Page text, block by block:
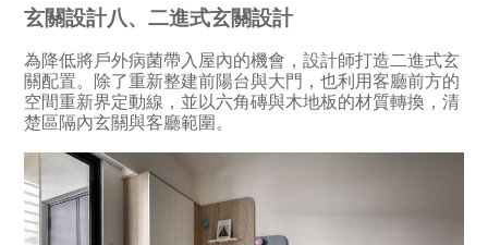
玄關設計八、二進式玄關設計
為降低將戶外病菌帶入屋內的機會，設計師打造二進式玄
關配置。除了重新整建前陽台與大門，也利用客廳前方的
空間重新界定動線，並以六角磚與木地板的材質轉換，清
楚區隔內玄關與客廳範圍。